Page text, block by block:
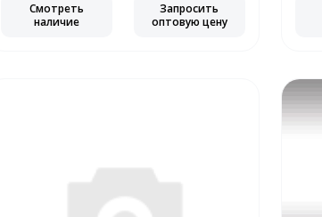
Смотреть
наличие
Запросить
оптовую цену